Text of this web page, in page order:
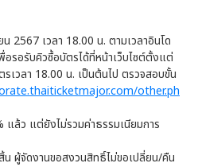
2567 เวลา 18.00 น. ตามเวลาอินโด
รอรับคิวซื้อบัตรได้ที่หน้าเว็บไซต์ตั้งแต่
รเวลา 18.00 น. เป็นต้นไป ตรวจสอบขั้น
other.ph
ล้ว แต่ยังไม่รวมค่าธรรมเนียมการ
น ผู้จัดงานขอสงวนสิทธิ์ไม่ขอเปลี่ยน/คืน